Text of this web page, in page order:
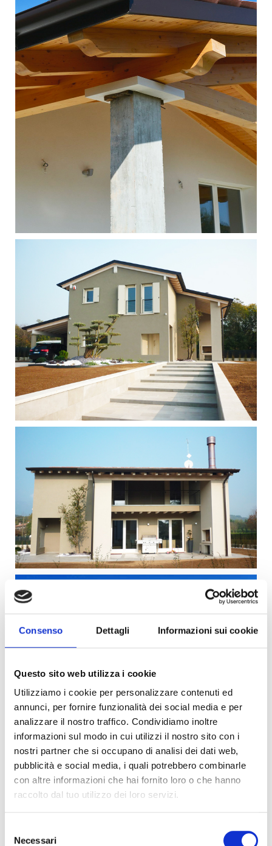
Consenso Dettagli Informazioni sui cookie
Questo sito web utilizza i cookie
Utilizziamo i cookie per personalizzare contenuti ed
annunci, per fornire funzionalità dei social media e per
analizzare il nostro traffico. Condividiamo inoltre
informazioni sul modo in cui utilizzi il nostro sito con i
nostri partner che si occupano di analisi dei dati web,
pubblicità e social media, i quali potrebbero combinarle
con altre informazioni che hai fornito loro o che hanno
raccolto dal tuo utilizzo dei loro servizi.
delNecessari
Singola - Liedolo - San Zeno
Singola - Liedolo - San Zeno
Singola - Marano Vicentino